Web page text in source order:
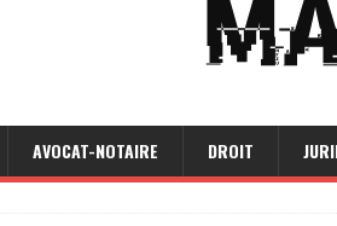
AVOCAT-NOTAIRE DROIT